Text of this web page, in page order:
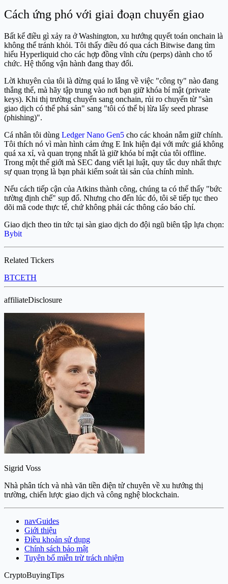
Cách ứng phó với giai đoạn chuyển giao
Bất kể điều gì xảy ra ở Washington, xu hướng quyết toán onchain là
không thể tránh khỏi. Tôi thấy điều đó qua cách Bitwise đang tìm
hiểu Hyperliquid cho các hợp đồng vĩnh cửu (perps) dành cho tổ
chức. Hệ thống vận hành đang thay đổi.
Lời khuyên của tôi là đừng quá lo lắng về việc "công ty" nào đang
thắng thế, mà hãy tập trung vào nơi bạn giữ khóa bí mật (private
keys). Khi thị trường chuyển sang onchain, rủi ro chuyển từ "sàn
giao dịch có thể phá sản" sang "tôi có thể bị lừa lấy seed phrase
(phishing)".
Cá nhân tôi dùng Ledger Nano Gen5 cho các khoản nắm giữ chính.
Tôi thích nó vì màn hình cảm ứng E Ink hiện đại với mức giá không
quá xa xỉ, và quan trọng nhất là giữ khóa bí mật của tôi offline.
Trong một thế giới mà SEC đang viết lại luật, quy tắc duy nhất thực
sự quan trọng là bạn phải kiểm soát tài sản của chính mình.
Nếu cách tiếp cận của Atkins thành công, chúng ta có thể thấy "bức
tường định chế" sụp đổ. Nhưng cho đến lúc đó, tôi sẽ tiếp tục theo
dõi mã code thực tế, chứ không phải các thông cáo báo chí.
Giao dịch theo tin tức tại sàn giao dịch do đội ngũ biên tập lựa chọn:
Bybit
Related Tickers
BTCETH
affiliateDisclosure
Sigrid Voss
Nhà phân tích và nhà văn tiền điện tử chuyên về xu hướng thị
trường, chiến lược giao dịch và công nghệ blockchain.
navGuides
Giới thiệu
Điều khoản sử dụng
Chính sách bảo mật
Tuyên bố miễn trừ trách nhiệm
CryptoBuyingTips